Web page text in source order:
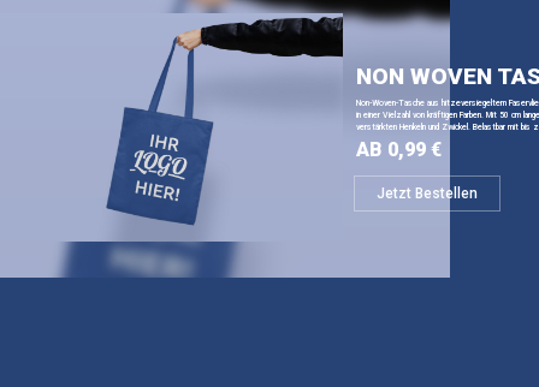
NON WOVEN
Non-Woven-Tasche aus hitzeversiegeltem
in einer Vielzahl von kräftigen Farben. Mit 50 cm
verstärkten Henkeln und Zwickel. Belastbar mit bis
Jetzt Bestellen
AB 0,99 €